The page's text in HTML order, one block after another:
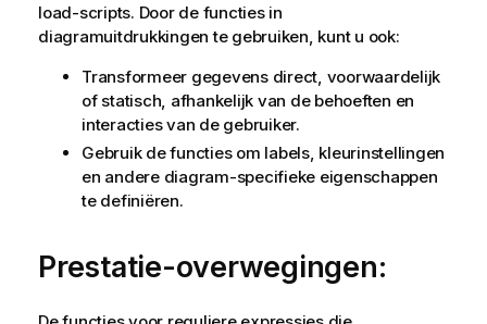
load-scripts. Door de functies in
diagramuitdrukkingen te gebruiken, kunt u ook:
Transformeer gegevens direct, voorwaardelijk
of statisch, afhankelijk van de behoeften en
interacties van de gebruiker.
Gebruik de functies om labels, kleurinstellingen
en andere diagram-specifieke eigenschappen
te definiëren.
Prestatie-overwegingen: